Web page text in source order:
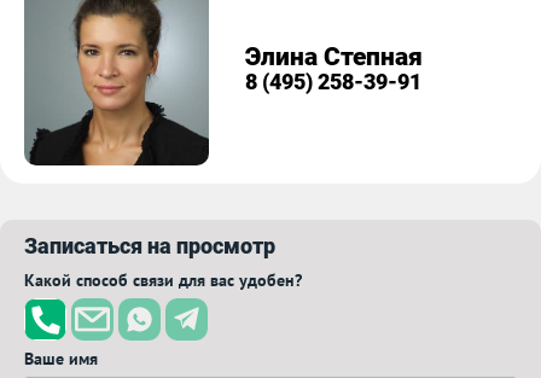
Элина Степная
8 (495) 258-39-91
Записаться на просмотр
Какой способ связи для вас удобен?
Ваше имя